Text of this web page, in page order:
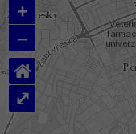
+
–
⌂
⤢